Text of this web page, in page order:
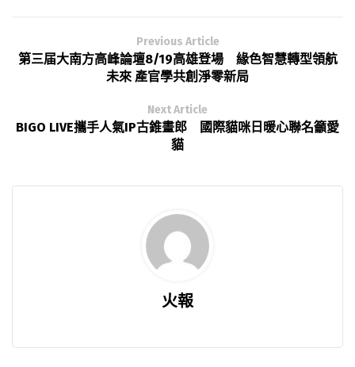
Previous Article
第三届大南方高峰論壇8/19高雄登場 緣色智慧轉型領航
未來 產官學共創淨零新局
Next Article
BIGO LIVE攜手人氣IP古錐畫郎 國際貓咪日暖心聯名籲愛
貓
火報